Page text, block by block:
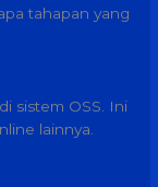
tahapan yang
sistem OSS. Ini
lainnya.